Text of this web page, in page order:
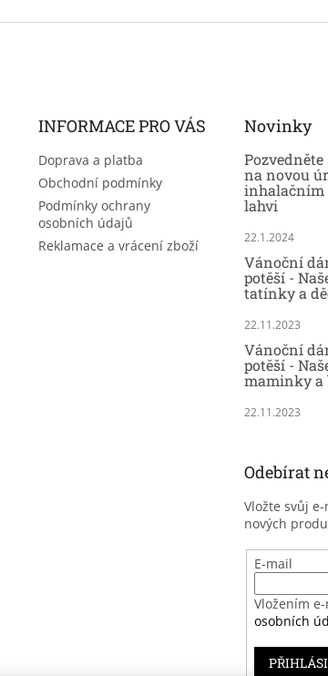
INFORMACE PRO VÁS
Doprava a platba
Obchodní podmínky
Podmínky ochrany
osobních údajů
Reklamace a vrácení zboží
Novinky
na novou
inhalačním
lahvi
22.1.2024
Vánoční
potěší -
tatínky a
22.11.2023
Vánoční
potěší -
maminky a
22.11.2023
Odebírat
Vložte svůj
nových
E-mail
Vložením
osobních